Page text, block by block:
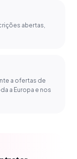
abertas,
a ofertas de
a Europa e nos